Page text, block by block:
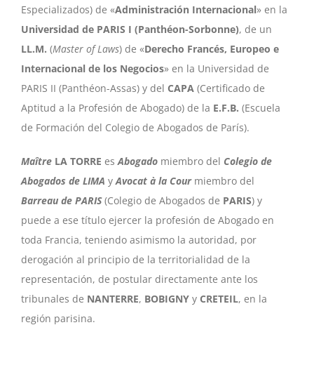
Especializados) de «Administración Internacional» en la
Universidad de PARIS I (Panthéon-Sorbonne), de un
LL.M. (Master of Laws) de «Derecho Francés, Europeo e
Internacional de los Negocios» en la Universidad de
PARIS II (Panthéon-Assas) y del CAPA (Certificado de
Aptitud a la Profesión de Abogado) de la E.F.B. (Escuela
de Formación del Colegio de Abogados de París).
Maître LA TORRE esAbogado miembro del Colegio de
Abogados de LIMA yAvocat à la Courmiembro del
Barreau de PARIS(Colegio de Abogados de PARIS) y
puede a ese título ejercer la profesión de Abogado en
toda Francia, teniendo asimismo la autoridad, por
derogación al principio de la territorialidad de la
representación, de postular directamente ante los
tribunales de NANTERRE, BOBIGNY y CRETEIL, en la
región parisina.